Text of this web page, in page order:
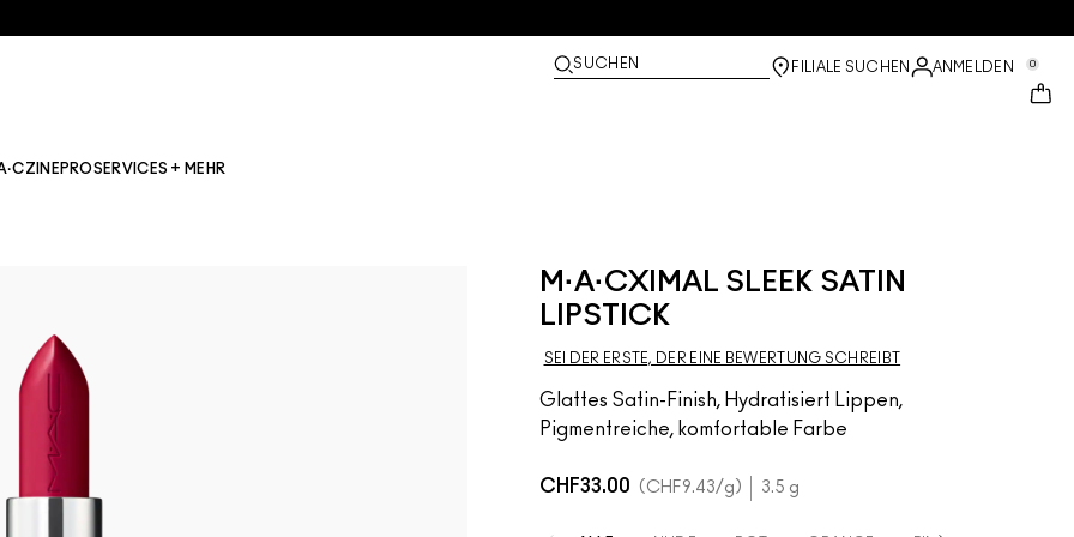
SUCHEN FILIALE SUCHEN ANMELDEN 0
PROSERVICES + MEHR
M·A·CXIMAL SLEEK SATIN
LIPSTICK
SEI DER ERSTE, DER EINE BEWERTUNG SCHREIBT
Glattes Satin-Finish, Hydratisiert Lippen,
Pigmentreiche, komfortable Farbe
CHF33.00 CHF9.43/g 3.5 g